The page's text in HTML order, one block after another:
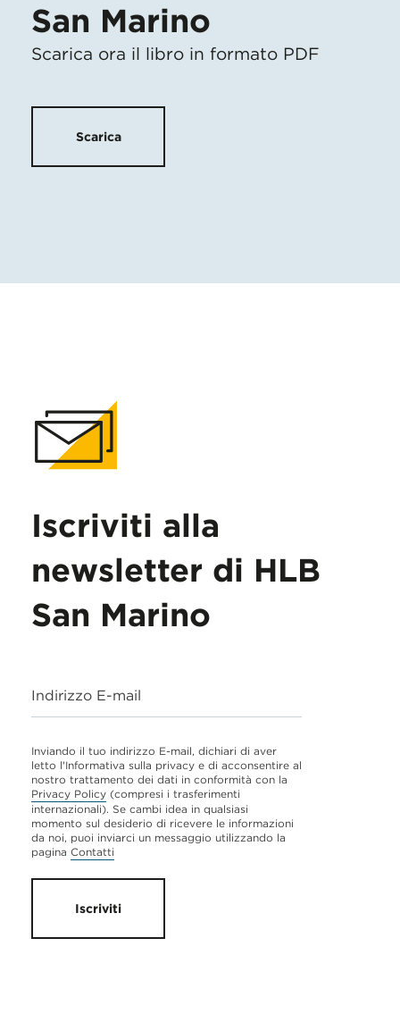
San Marino
Scarica ora il libro in formato PDF
Scarica
Iscriviti alla
newsletter di HLB
San Marino
Indirizzo E-mail
Inviando il tuo indirizzo E-mail, dichiari di aver
letto l'Informativa sulla privacy e di acconsentire al
nostro trattamento dei dati in conformità con la
Privacy Policy (compresi i trasferimenti
internazionali). Se cambi idea in qualsiasi
momento sul desiderio di ricevere le informazioni
da noi, puoi inviarci un messaggio utilizzando la
pagina Contatti
Iscriviti